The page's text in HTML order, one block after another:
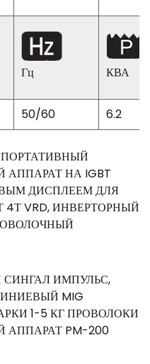
Гц КВА
50/60 6.2
ПОРТАТИВНЫЙ
НА IGBT
ДИСПЛЕЕМ ДЛЯ
4Т VRD, ИНВЕРТОРНЫЙ
ИМПУЛЬС,
MIG
1-5 КГ ПРОВОЛОКИ
PM-200